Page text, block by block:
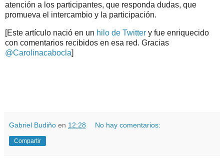
atención a los participantes, que responda dudas, que
promueva el intercambio y la participación.
[Este artículo nació en un hilo de Twitter y fue enriquecido
con comentarios recibidos en esa red. Gracias
@Carolinacabocla]
Gabriel Budiño en 12:28 No hay comentarios:
Compartir